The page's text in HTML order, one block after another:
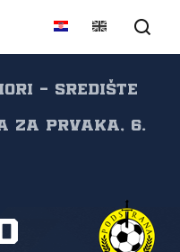
- središte
za prvaka, 6.